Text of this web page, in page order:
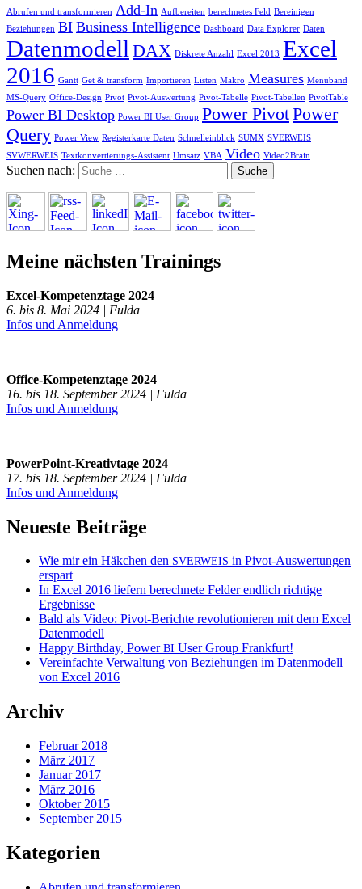
Abrufen und transformieren Add-In Aufbereiten berechnetes Feld Bereinigen
Beziehungen BI Business Intelligence Dashboard Data Explorer Daten
Datenmodell DAX Diskrete Anzahl Excel 2013 Excel
2016 Gantt Get & transform Importieren Listen Makro Measures Menüband
MS-Query Office-Design Pivot Pivot-Auswertung Pivot-Tabelle Pivot-Tabellen PivotTable
Power BI Desktop Power BI User Group Power PivotPower
Query Power View Registerkarte Daten Schnelleinblick SUMX SVERWEIS
SVWERWEIS Textkonvertierungs-Assistent Umsatz VBA Video Video2Brain
Suchen nach:
Meine nächsten Trainings
Excel-Kompetenztage 2024
6. bis 8. Mai 2024 | Fulda
Infos und Anmeldung
Office-Kompetenztage 2024
16. bis 18. September 2024 | Fulda
Infos und Anmeldung
PowerPoint-Kreativtage 2024
17. bis 18. September 2024 | Fulda
Infos und Anmeldung
Neueste Beiträge
Wie mir ein Häkchen den SVERWEIS in Pivot-Auswertungen
erspart
In Excel 2016 liefern berechnete Felder endlich richtige
Ergebnisse
Bald als Video: Pivot-Berichte revolutionieren mit dem Excel
Datenmodell
Happy Birthday, PowerBI User Group Frankfurt!
Vereinfachte Verwaltung von Beziehungen im Datenmodell
von Excel 2016
Archiv
Februar 2018
März 2017
Januar 2017
März 2016
Oktober 2015
September 2015
Kategorien